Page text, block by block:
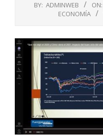
BY: ADMINWEB ON:
ECONOMÍA